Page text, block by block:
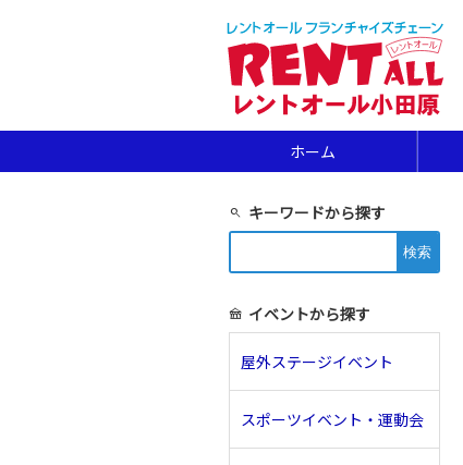
ホーム
search キーワードから探す
索:
festival イベントから探す
屋外ステージイベント
スポーツイベント・運動会